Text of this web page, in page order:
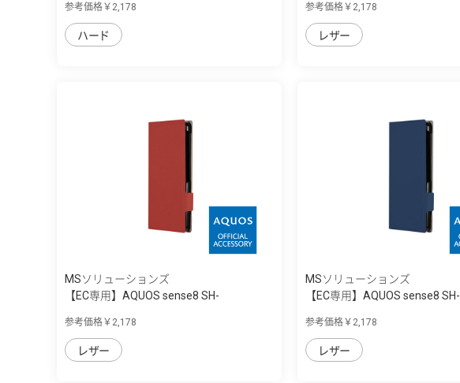
参考価格￥2,178
ハード
参考価格￥2,178
レザー
MSソリューションズ
【EC専用】AQUOS sense8 SH-
参考価格￥2,178
レザー
MSソリューションズ
【EC専用】AQUOS sense8 SH-
参考価格￥2,178
レザー